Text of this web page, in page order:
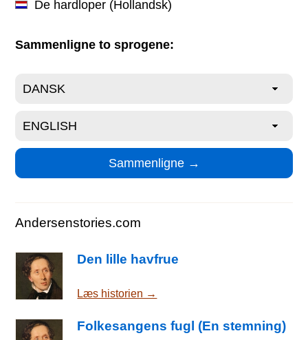
De hardloper (Hollandsk)
Sammenligne to sprogene:
Andersenstories.com
Den lille havfrue
Læs historien →
Folkesangens fugl (En stemning)